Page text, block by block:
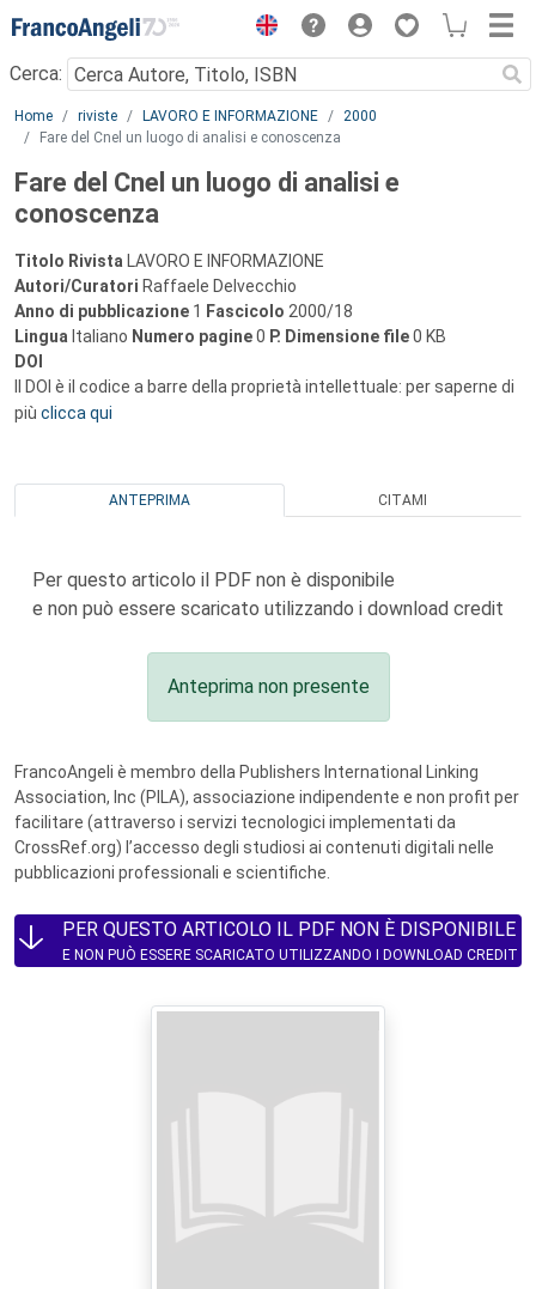
Menu
Cerca:
Main content
Home riviste LAVORO E INFORMAZIONE
2000
Fare del Cnel un luogo di analisi e conoscenza
Fare del Cnel un luogo di analisi e
conoscenza
Titolo Rivista LAVORO E INFORMAZIONE
Autori/Curatori Raffaele Delvecchio
Anno di pubblicazione 1 Fascicolo 2000/18
Lingua Italiano Numero pagine0 P. Dimensione file0 KB
DOI
Il DOI è il codice a barre della proprietà intellettuale: per saperne di
più clicca qui
ANTEPRIMA CITAMI
Per questo articolo il PDF non è disponibile
e non può essere scaricato utilizzando i download credit
Anteprima non presente
FrancoAngeli è membro della Publishers International Linking
Association, Inc (PILA), associazione indipendente e non profit per
facilitare (attraverso i servizi tecnologici implementati da
CrossRef.org) l’accesso degli studiosi ai contenuti digitali nelle
pubblicazioni professionali e scientifiche.
PER QUESTO ARTICOLO IL PDF NON È DISPONIBILE
E NON PUÒ ESSERE SCARICATO UTILIZZANDO I DOWNLOAD CREDIT